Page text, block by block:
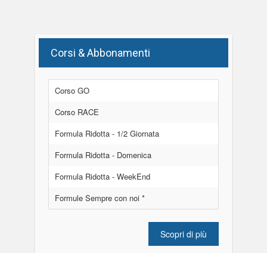
Corsi & Abbonamenti
Corso GO
Corso RACE
Formula Ridotta - 1/2 Giornata
Formula Ridotta - Domenica
Formula Ridotta - WeekEnd
Formule Sempre con noi *
Scopri di più